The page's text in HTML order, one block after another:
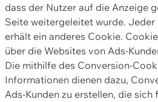
dass der Nutzer auf die Anzeige
Seite weitergeleitet wurde. Jeder
erhält ein anderes Cookie.
über die Websites von Ads-
Die mithilfe des Conversion-
Informationen dienen dazu,
Ads-Kunden zu erstellen, die